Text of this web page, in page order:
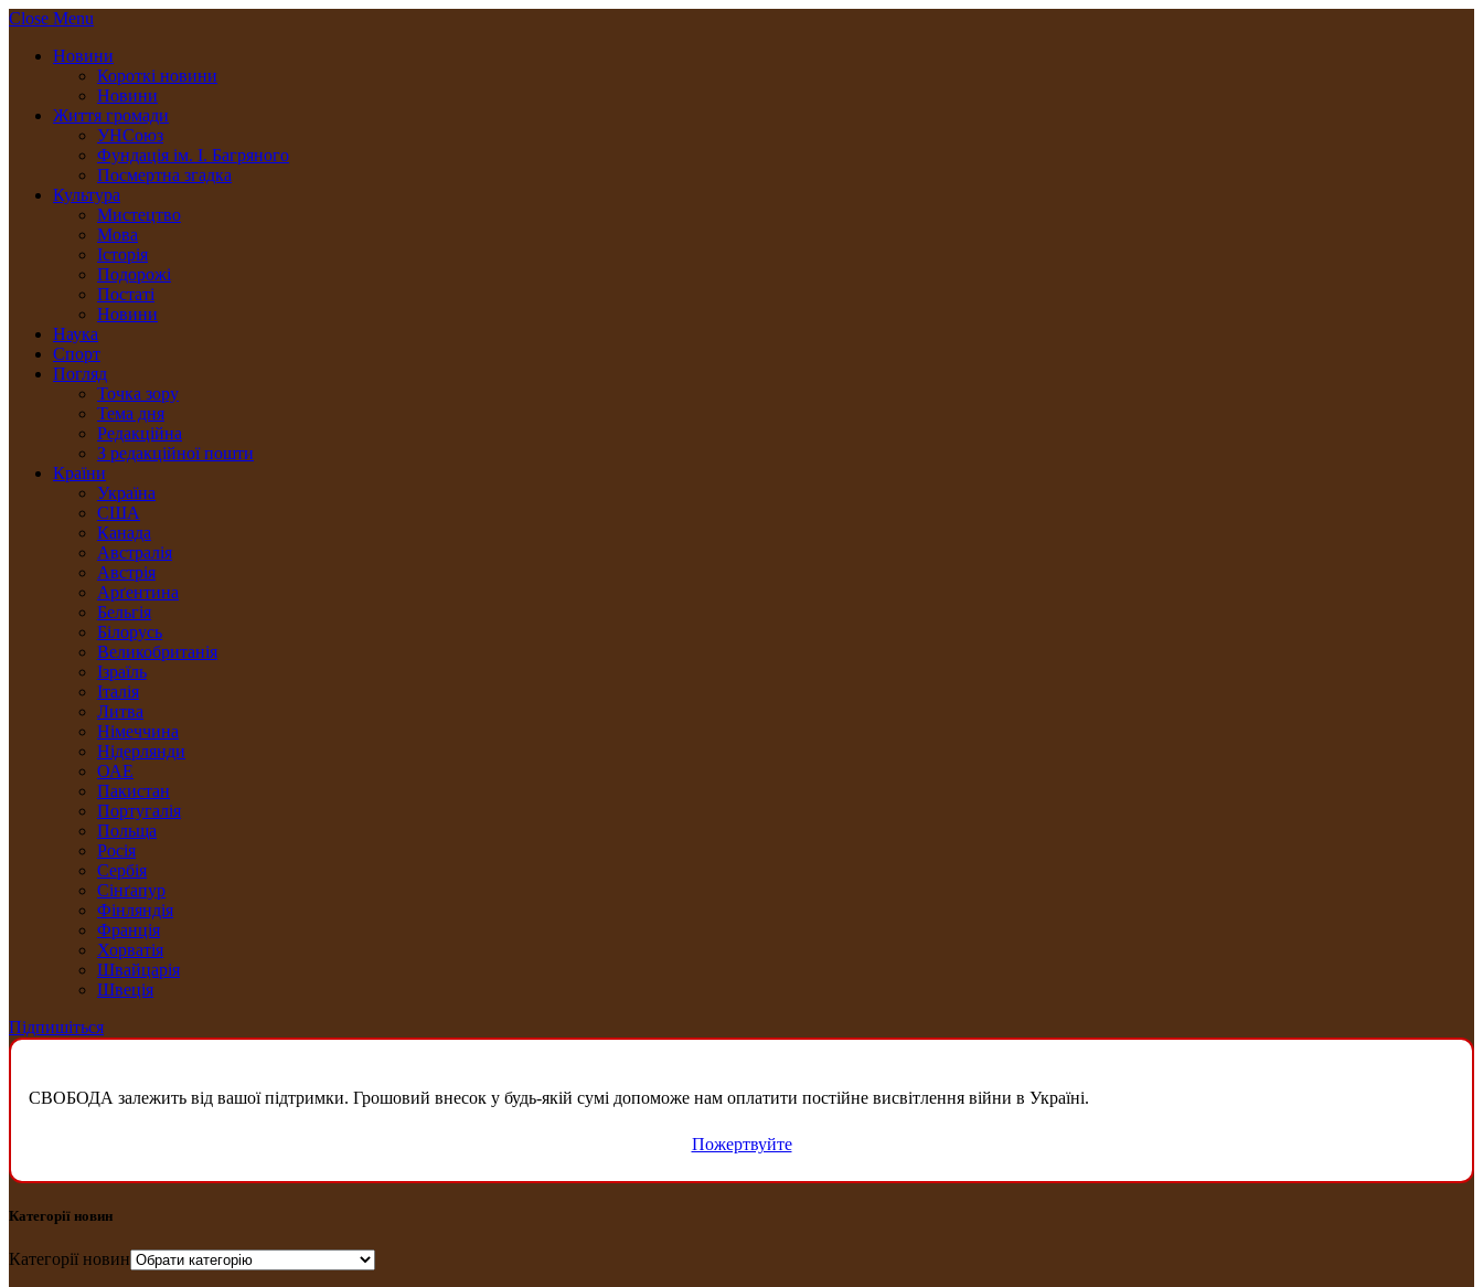
Close Menu
Новини
Короткі новини
Новини
Життя громади
УНСоюз
Фундація ім. І. Багряного
Посмертна згадка
Культура
Мистецтво
Мова
Історія
Подорожі
Постаті
Новини
Наука
Спорт
Погляд
Точка зору
Тема дня
Редакційна
З редакційної пошти
Країни
Україна
США
Канада
Австралія
Австрія
Арґентина
Бельгія
Білорусь
Великобританія
Ізраїль
Італія
Литва
Німеччина
Нідерлянди
ОАЕ
Пакистан
Португалія
Польща
Росія
Сербія
Сінґапур
Фінляндія
Франція
Хорватія
Швайцарія
Швеція
Підпишіться
СВОБОДА залежить від вашої підтримки. Грошовий внесок у будь-якій сумі допоможе нам оплатити постійне висвітлення війни в Україні.
Пожертвуйте
Категорії новин
Категорії новин